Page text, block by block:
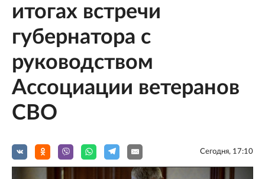
итогах встречи
губернатора с
руководством
Ассоциации ветеранов
СВО
Сегодня, 17:10